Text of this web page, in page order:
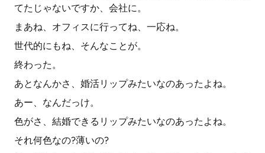
てたじゃないですか、会社に。
まあね、オフィスに行ってね、一応ね。
世代的にもね、そんなことが。
終わった。
あとなんかさ、婚活リップみたいなのあったよね。
あー、なんだっけ。
色がさ、結婚できるリップみたいなのあったよね。
それ何色なの?薄いの?